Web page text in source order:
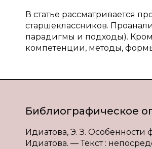
В статье рассматривается
старшеклассников.
парадигмы и подходы).
компетенции, методы,
Библиографическое
Идиатова, Э. З.
Идиатова. — Текст :